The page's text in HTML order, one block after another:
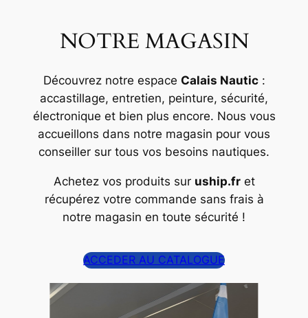
NOTRE MAGASIN
Découvrez notre espace Calais Nautic:
accastillage, entretien, peinture, sécurité,
électronique et bien plus encore. Nous vous
accueillons dans notre magasin pour vous
conseiller sur tous vos besoins nautiques.
Achetez vos produits sur uship.fret
récupérez votre commande sans frais à
notre magasin en toute sécurité !
ACCEDER AU CATALOGUE